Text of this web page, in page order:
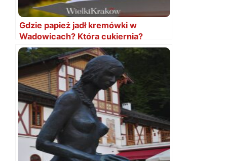
Gdzie papież jadł kremówki w
Wadowicach? Która cukiernia?